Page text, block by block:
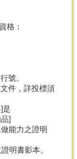
格：
號。
件，詳投標須
是
]
能力之證明
明書影本。